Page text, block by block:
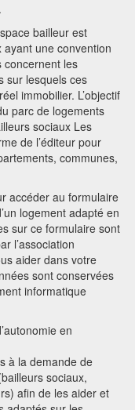
bailleur est
une convention
concernent les
sur lesquels ces
immobilier. L’objectif
parc de logements
sociaux Les
de l’éditeur pour
communes,
accéder au formulaire
logement adapté en
sur ce formulaire sont
l’association
aider dans votre
sont conservées
informatique
en
à la demande de
sociaux,
afin de les aider et